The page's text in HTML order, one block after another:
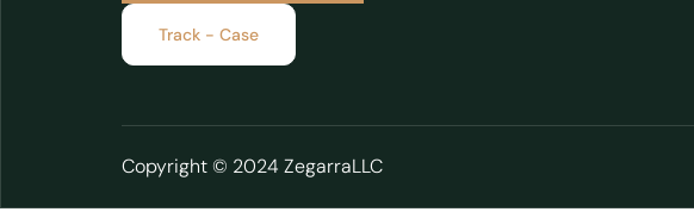
Track - Case
Copyright © 2024 ZegarraLLC